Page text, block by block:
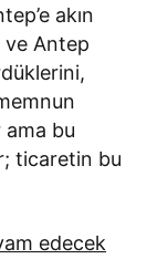
akın
ve Antep
ama bu
ticaretin bu
edecek